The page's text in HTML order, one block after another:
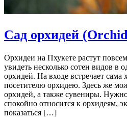
Сад орхидей
Орхидеи на Пхукете растут
увидеть несколько сотен видов в
орхидей. На входе встречает сама
посетителю орхидею. Здесь же
орхидей, а также сувениры.
спокойно относится к орхидеям,
показаться […]